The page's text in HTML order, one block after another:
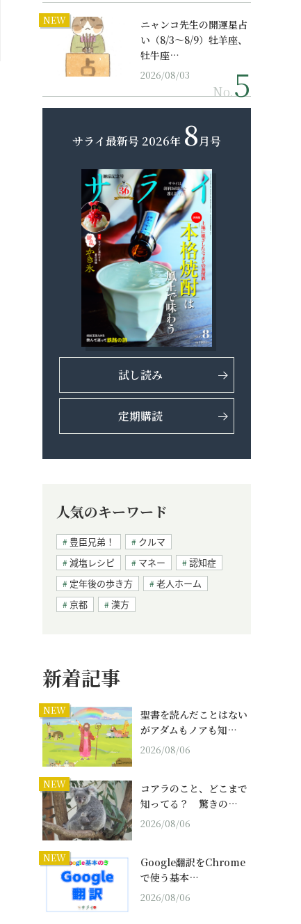
NEW
ニャンコ先生の開運星占
い（8/3～8/9）牡羊座、
牡牛座…
2026/08/03
No.
サライ最新号 2026年 8月号
試し読み
定期購読
人気のキーワード
豊臣兄弟！
クルマ
減塩レシピ
マネー
認知症
定年後の歩き方
老人ホーム
京都
漢方
新着記事
NEW
聖書を読んだことはない
がアダムもノアも知…
2026/08/06
NEW
コアラのこと、どこまで
知ってる？ 驚きの…
2026/08/06
NEW
Google翻訳をChrome
で使う基本…
2026/08/06